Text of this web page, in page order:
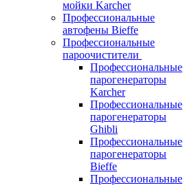
мойки Karcher
Профессиональные
автофены Bieffe
Профессиональные
пароочистители
Профессиональные
парогенераторы
Karcher
Профессиональные
парогенераторы
Ghibli
Профессиональные
парогенераторы
Bieffe
Профессиональные